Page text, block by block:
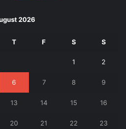
2026
T F S S
1 2
6 7 8 9
13 14 15 16
20 21 22 23